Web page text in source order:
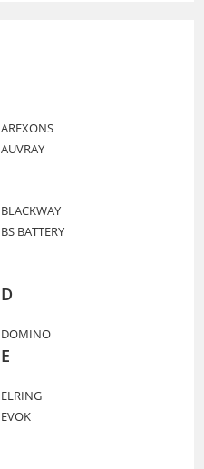
AREXONS
AUVRAY
BLACKWAY
BS BATTERY
D
DOMINO
E
ELRING
EVOK